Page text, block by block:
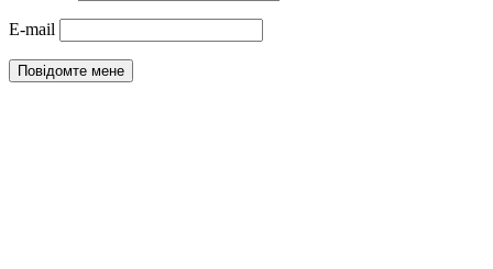
E-mail
Повідомте мене